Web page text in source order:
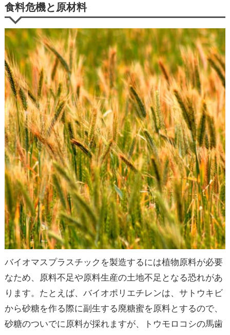
食料危機と原材料
バイオマスプラスチックを製造するには植物原料が必要
なため、原料不足や原料生産の土地不足となる恐れがあ
ります。たとえば、バイオポリエチレンは、サトウキビ
から砂糖を作る際に副生する廃糖蜜を原料とするので、
砂糖のついでに原料が採れますが、トウモロコシの馬歯